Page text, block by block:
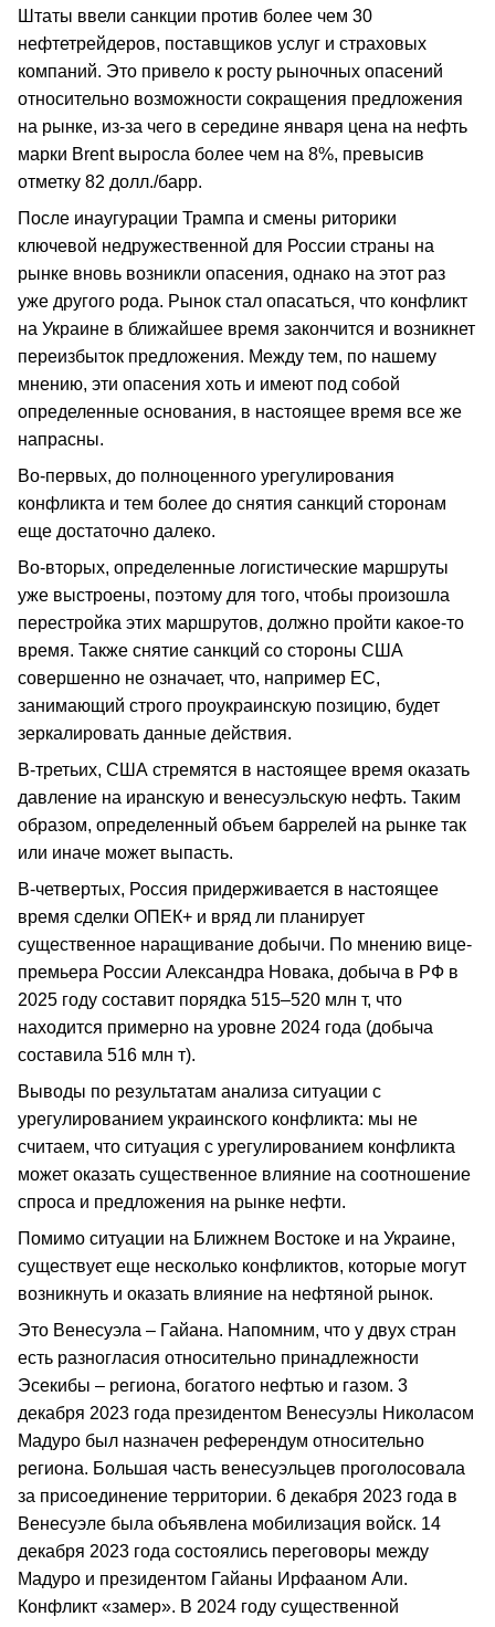
Штаты ввели санкции против более чем 30
нефтетрейдеров, поставщиков услуг и страховых
компаний. Это привело к росту рыночных опасений
относительно возможности сокращения предложения
на рынке, из-за чего в середине января цена на нефть
марки Brent выросла более чем на 8%, превысив
отметку 82 долл./барр.
После инаугурации Трампа и смены риторики
ключевой недружественной для России страны на
рынке вновь возникли опасения, однако на этот раз
уже другого рода. Рынок стал опасаться, что конфликт
на Украине в ближайшее время закончится и возникнет
переизбыток предложения. Между тем, по нашему
мнению, эти опасения хоть и имеют под собой
определенные основания, в настоящее время все же
напрасны.
Во-первых, до полноценного урегулирования
конфликта и тем более до снятия санкций сторонам
еще достаточно далеко.
Во-вторых, определенные логистические маршруты
уже выстроены, поэтому для того, чтобы произошла
перестройка этих маршрутов, должно пройти какое-то
время. Также снятие санкций со стороны США
совершенно не означает, что, например ЕС,
занимающий строго проукраинскую позицию, будет
зеркалировать данные действия.
В-третьих, США стремятся в настоящее время оказать
давление на иранскую и венесуэльскую нефть. Таким
образом, определенный объем баррелей на рынке так
или иначе может выпасть.
В-четвертых, Россия придерживается в настоящее
время сделки ОПЕК+ и вряд ли планирует
существенное наращивание добычи. По мнению вице-
премьера России Александра Новака, добыча в РФ в
2025 году составит порядка 515–520 млн т, что
находится примерно на уровне 2024 года (добыча
составила 516 млн т).
Выводы по результатам анализа ситуации с
урегулированием украинского конфликта: мы не
считаем, что ситуация с урегулированием конфликта
может оказать существенное влияние на соотношение
спроса и предложения на рынке нефти.
Помимо ситуации на Ближнем Востоке и на Украине,
существует еще несколько конфликтов, которые могут
возникнуть и оказать влияние на нефтяной рынок.
Это Венесуэла – Гайана. Напомним, что у двух стран
есть разногласия относительно принадлежности
Эсекибы – региона, богатого нефтью и газом. 3
декабря 2023 года президентом Венесуэлы Николасом
Мадуро был назначен референдум относительно
региона. Большая часть венесуэльцев проголосовала
за присоединение территории. 6 декабря 2023 года в
Венесуэле была объявлена мобилизация войск. 14
декабря 2023 года состоялись переговоры между
Мадуро и президентом Гайаны Ирфааном Али.
Конфликт «замер». В 2024 году существенной